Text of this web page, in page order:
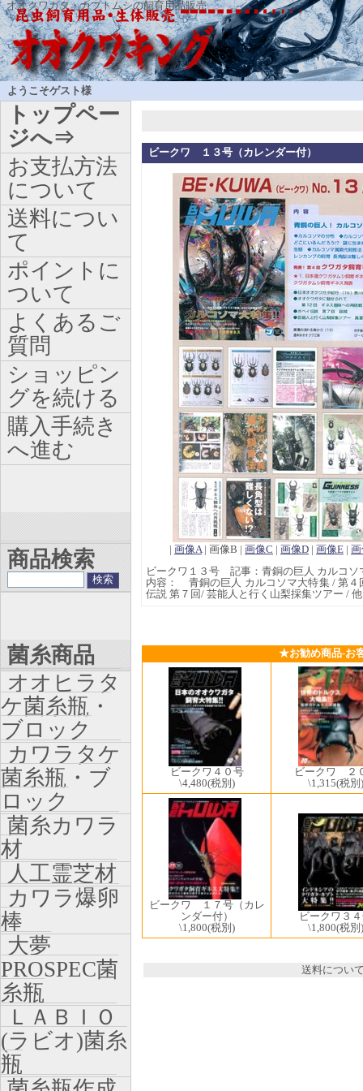
オオクワガタ・カブトムシの飼育用品販売
ようこそゲスト様
ビークワ １３号（カレンダー付）
| 画像A| 画像B | 画像C | 画像D | 画像E | 画
ビークワ１３号 記事：青銅の巨人 カルコ
内容： 青銅の巨人 カルコソマ大特集 / 第４
伝説 第７回/ 芸能人と行く山梨採集ツアー / 他
★お勧め商品-お
ビークワ４０号
\4,480(税別)
ビークワ ２
\1,315(税別)
ビークワ １７号（カレ
ンダー付）
\1,800(税別)
ビークワ３
\1,800(税別)
送料につい
トップペー
ジへ⇒
お支払方法
について
送料につい
て
ポイントに
ついて
よくあるご
質問
ショッピン
グを続ける
購入手続き
へ進む
商品検索
菌糸商品
オオヒラタ
ケ菌糸瓶・
ブロック
カワラタケ
菌糸瓶・ブ
ロック
菌糸カワラ
材
人工霊芝材
カワラ爆卵
棒
大夢
PROSPEC菌
糸瓶
ＬＡＢＩＯ
(ラビオ)菌糸
瓶